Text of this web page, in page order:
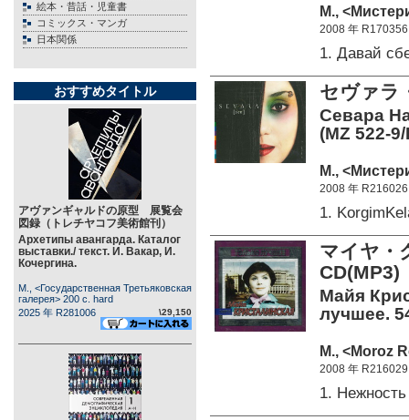
絵本・昔話・児童書
コミックス・マンガ
日本関係
おすすめタイトル
アヴァンギャルドの原型 展覧会
図録（トレチヤコフ美術館刊）
Архетипы авангарда. Каталог
выставки./ текст. И. Вакар, И.
Кочергина.
М., <Государственная Третьяковская
галерея> 200 c. hard
2025 年 R281006
\29,150
М.,
2008 年 R170356
1. Давай
セヴァ
Севара
(MZ 522-
М.,
2008 年 R216026
1.
マイヤ
Майя
лучшее.
М., <Moroz
2008 年 R216029
1.